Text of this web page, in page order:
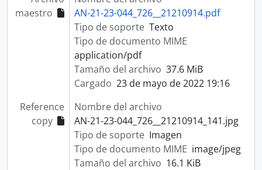
maestro
AN-21-23-044_726__21210914.pdf
Tipo de soporte Texto
Tipo de documento MIME
application/pdf
Tamaño del archivo 37.6 MiB
Cargado 23 de mayo de 2022 19:16
Reference
copy
Nombre del archivo
AN-21-23-044_726__21210914_141.jpg
Tipo de soporte Imagen
Tipo de documento MIME image/jpeg
Tamaño del archivo 16.1 KiB